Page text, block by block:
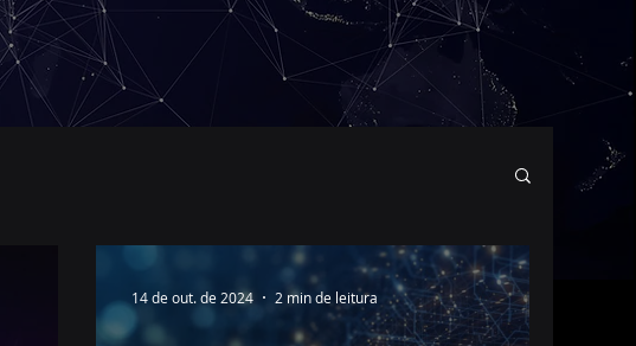
14 de out. de 2024 2 min de leitura